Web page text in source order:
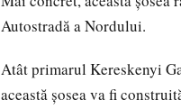
Autostradă a Nordului.
Atât primarul Kereskenyi
această șosea va fi